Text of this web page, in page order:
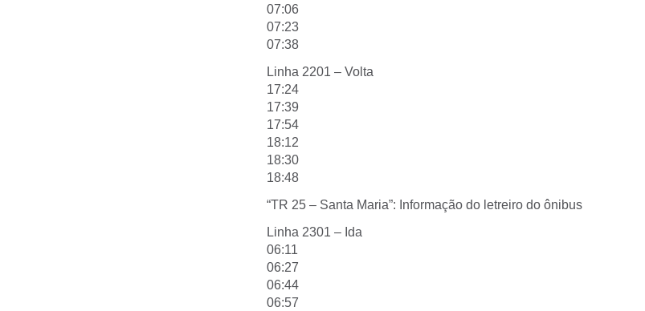
07:06
07:23
07:38
Linha 2201 – Volta
17:24
17:39
17:54
18:12
18:30
18:48
“TR 25 – Santa Maria”: Informação do letreiro do ônibus
Linha 2301 – Ida
06:11
06:27
06:44
06:57